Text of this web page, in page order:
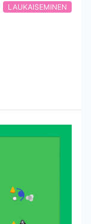
LAUKAISEMINEN